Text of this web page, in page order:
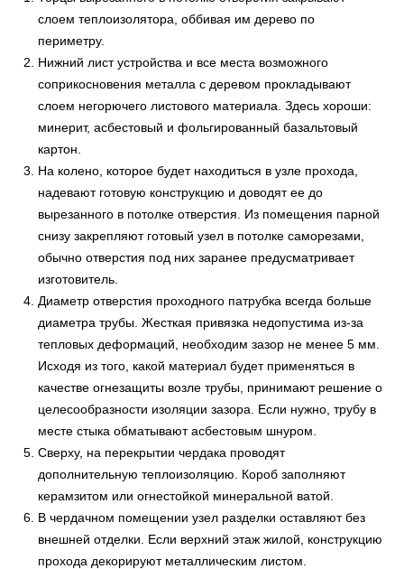
слоем теплоизолятора, оббивая им дерево по
периметру.
Нижний лист устройства и все места возможного
соприкосновения металла с деревом прокладывают
слоем негорючего листового материала. Здесь хороши:
минерит, асбестовый и фольгированный базальтовый
картон.
На колено, которое будет находиться в узле прохода,
надевают готовую конструкцию и доводят ее до
вырезанного в потолке отверстия. Из помещения парной
снизу закрепляют готовый узел в потолке саморезами,
обычно отверстия под них заранее предусматривает
изготовитель.
Диаметр отверстия проходного патрубка всегда больше
диаметра трубы. Жесткая привязка недопустима из-за
тепловых деформаций, необходим зазор не менее 5 мм.
Исходя из того, какой материал будет применяться в
качестве огнезащиты возле трубы, принимают решение о
целесообразности изоляции зазора. Если нужно, трубу в
месте стыка обматывают асбестовым шнуром.
Сверху, на перекрытии чердака проводят
дополнительную теплоизоляцию. Короб заполняют
керамзитом или огнестойкой минеральной ватой.
В чердачном помещении узел разделки оставляют без
внешней отделки. Если верхний этаж жилой, конструкцию
прохода декорируют металлическим листом.